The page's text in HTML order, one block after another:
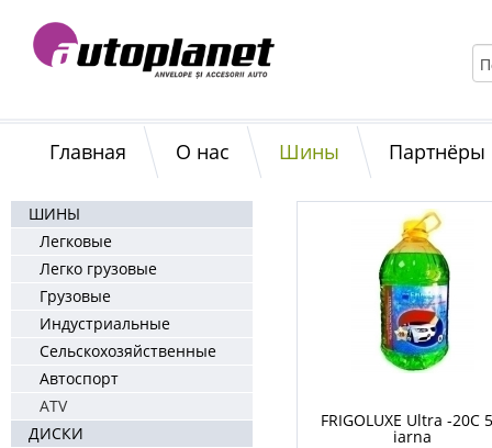
Главная О нас Шины Партнёры
ШИНЫ
Легковые
Легко грузовые
Грузовые
Индустриальные
Сельскохозяйственные
Автоспорт
ATV
ДИСКИ
FRIGOLUXE Ultra -20C
iarna